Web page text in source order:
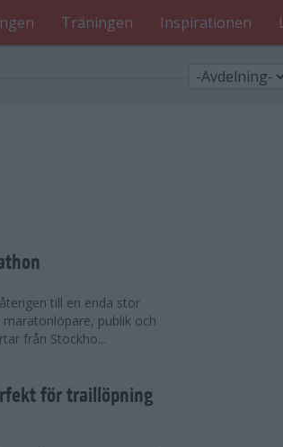
Träningen Inspirationen
till en enda stor
publik och
från Stockho...
för traillöpning